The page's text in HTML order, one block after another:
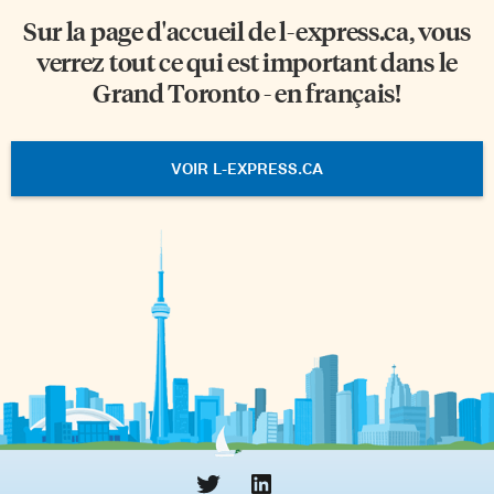
Sur la page d'accueil del-express.ca, vous
verrez tout ce qui est important dans le
Grand Toronto - en français!
VOIR L-EXPRESS.CA